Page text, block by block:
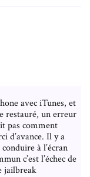
avec iTunes, et
restauré, un erreur
pas comment
d’avance. Il y a
à l’écran
c’est l’échec de
jailbreak